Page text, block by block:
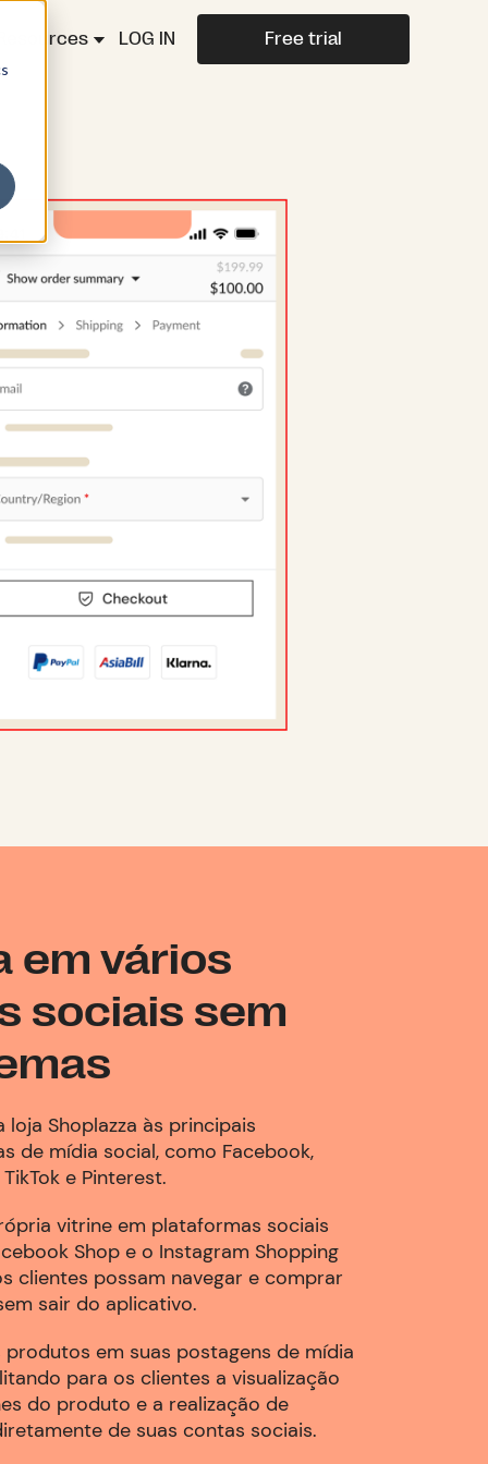
LOG IN Free trial
em vários
sociais sem
loja Shoplazza às principais
de mídia social, como Facebook,
e Pinterest.
vitrine em plataformas sociais
Shop e o Instagram Shopping
clientes possam navegar e comprar
sair do aplicativo.
produtos em suas postagens de mídia
para os clientes a visualização
do produto e a realização de
de suas contas sociais.